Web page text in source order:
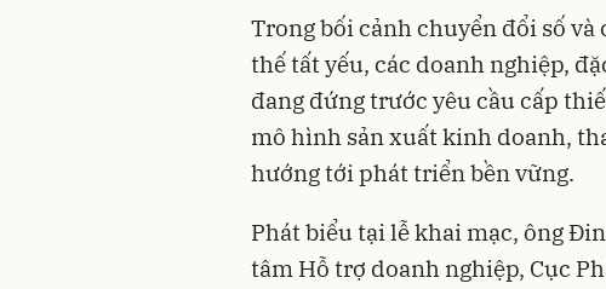
Trong bối cảnh chuyển đổi số
thế tất yếu, các doanh nghiệp,
đang đứng trước yêu cầu cấp
mô hình sản xuất kinh doanh,
hướng tới phát triển bền vững.
Phát biểu tại lễ khai mạc, ông
tâm Hỗ trợ doanh nghiệp, Cục